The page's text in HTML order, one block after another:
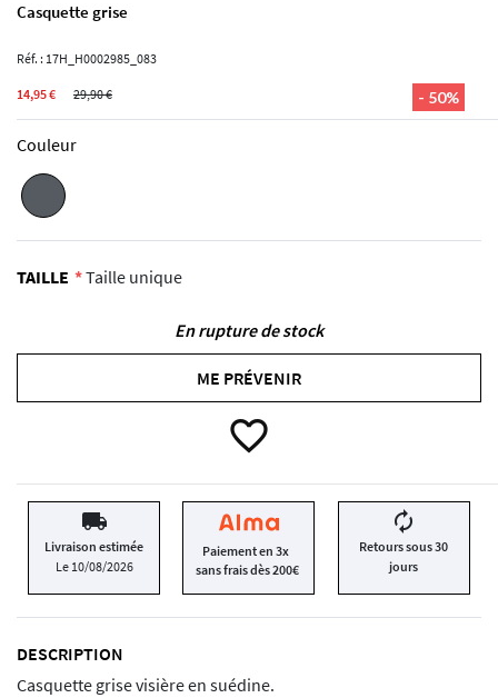
Casquette grise
Réf. : 17H_H0002985_083
- 50%
14,95 € 29,90 €
Couleur
TAILLE Taille unique
En rupture de stock
ME PRÉVENIR
favorite_border
local_shipping
Livraison estimée
Le 10/08/2026
Paiement en 3x
sans frais dès 200€
autorenew
Retours sous 30
jours
DESCRIPTION
Casquette grise visière en suédine.